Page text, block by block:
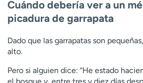
Cuándo debería ver a un
picadura de garrapata
Dado que las garrapatas son
alto.
Pero si alguien dice: “He estado